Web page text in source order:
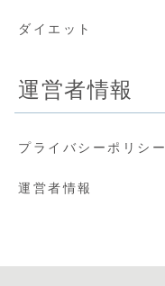
ダイエット
運営者情報
プライバシーポリシー
運営者情報